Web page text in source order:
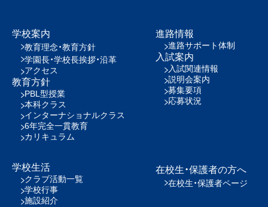
学校案内
教育理念・教育方針
学園長・学校長挨拶・沿革
アクセス
教育方針
PBL型授業
本科クラス
インターナショナルクラス
6年完全一貫教育
カリキュラム
学校生活
クラブ活動一覧
学校行事
施設紹介
進路情報
進路サポート体制
入試案内
入試関連情報
説明会案内
募集要項
応募状況
在校生・保護者の方へ
在校生・保護者ページ